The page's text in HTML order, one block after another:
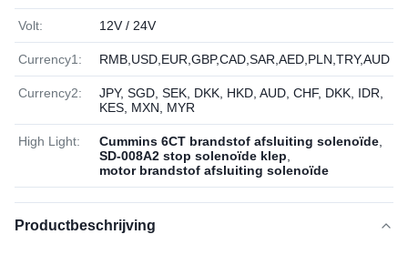
Volt: 12V / 24V
Currency1: RMB,USD,EUR,GBP,CAD,SAR,AED,PLN,TRY,AUD
Currency2:
JPY, SGD, SEK, DKK, HKD, AUD, CHF, DKK, IDR,
KES, MXN, MYR
High Light: Cummins 6CT brandstof afsluiting solenoïde
SD-008A2 stop solenoïde klep
motor brandstof afsluiting solenoïde
Productbeschrijving